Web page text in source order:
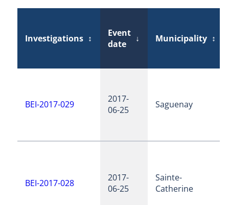
Investigations ↕
Event
date
↓ Municipality ↕
BEI-2017-029
2017-
06-25
Saguenay
BEI-2017-028
2017-
06-25
Sainte-
Catherine